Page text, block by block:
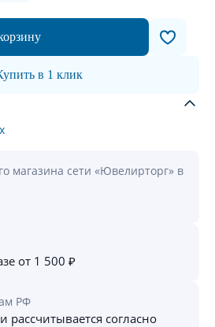
в 1 клик
магазина сети «Ювелирторг» в
от 1 500 ₽
РФ
рассчитывается согласно